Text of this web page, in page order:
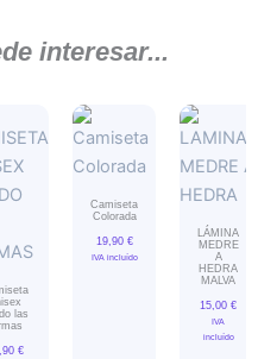
interesar...
las
€
Camiseta
Colorada
19,90 €
IVA incluído
LÁMINA
MEDRE
A
HEDRA
MALVA
15,00 €
IVA
incluído